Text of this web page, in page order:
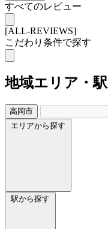
すべてのレビュー
[ALL-REVIEWS]
こだわり条件で探す
地域エリア・駅
高岡市
エリアから探す
駅から探す